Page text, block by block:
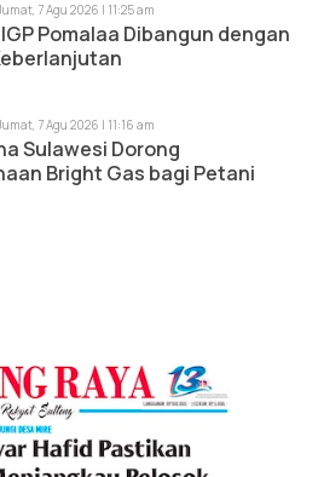
7 Agu 2026 | 11:25 am
Pomalaa Dibangun dengan
7 Agu 2026 | 11:16 am
Sulawesi Dorong
Bright Gas bagi Petani